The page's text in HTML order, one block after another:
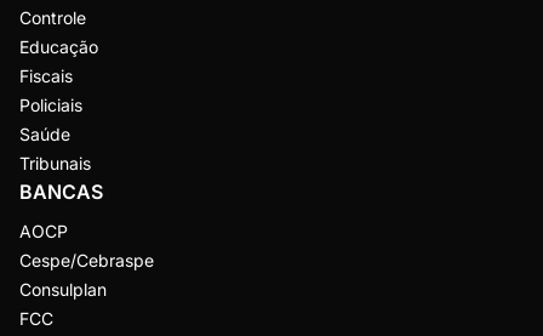
Controle
Educação
Fiscais
Policiais
Saúde
Tribunais
BANCAS
AOCP
Cespe/Cebraspe
Consulplan
FCC